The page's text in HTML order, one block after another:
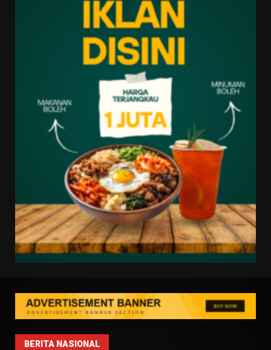
BERITA NASIONAL